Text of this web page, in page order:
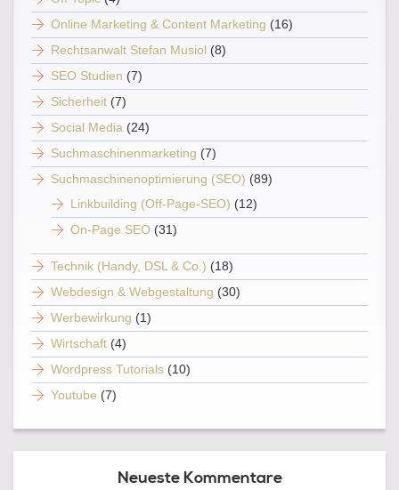
Online Marketing & Content Marketing (16)
Rechtsanwalt Stefan Musiol (8)
SEO Studien (7)
Sicherheit (7)
Social Media (24)
Suchmaschinenmarketing (7)
Suchmaschinenoptimierung (SEO) (89)
Linkbuilding (Off-Page-SEO) (12)
On-Page SEO (31)
Technik (Handy, DSL & Co.) (18)
Webdesign & Webgestaltung (30)
Werbewirkung (1)
Wirtschaft (4)
Wordpress Tutorials (10)
Youtube (7)
Neueste Kommentare